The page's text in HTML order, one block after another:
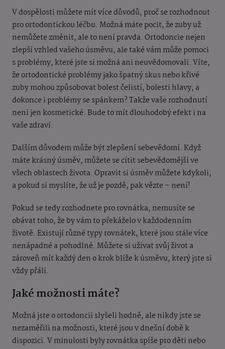
V dospělosti můžete mít více důvodů, proč se rozhodnout
pro ortodontickou léčbu. Možná máte pocit, že zuby už
nemůžete změnit, ale to není pravda. Ortodoncie nejen
zlepší vzhled vašeho úsměvu, ale také vám může pomoci
s problémy, které jste si možná ani neuvědomovali. Víte,
že ortodontické problémy jako špatný skus nebo křivé
zuby mohou způsobovat bolest čelistí, bolesti hlavy, a
dokonce i problémy se spánkem? Takže vaše rozhodnutí
není jen kosmetické. Bude to mít dlouhodobý efekt i na
vaše zdraví.
Dalším důvodem může být zlepšení sebevědomí. Když
máte krásný úsměv, můžete se cítit sebevědomější ve
všech oblastech života. Opravit si úsměv můžete kdykoli,
a pokud si myslíte, že už je pozdě, pak vězte – není!
Pokud se tedy rozhodnete pro rovnátka, nemusíte se
obávat toho, že by vám to překáželo v každodenním
životě. Existují různé typy rovnátek, které jsou stále více
nenápadné a pohodlné. Můžete si užívat svůj život a
zároveň mít každý den o krok blíže k úsměvu, který jste si
vždy přáli.
Jaké možnosti máte?
Možná jste o ortodoncii slyšeli hodně, ale nikdy jste se
nezaměřili na možnosti, které jsou v dnešní době k
dispozici. V minulosti byly rovnátka spíše pro děti nebo